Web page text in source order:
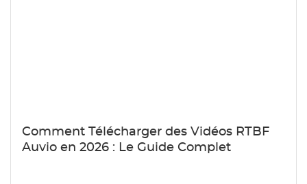
Comment Télécharger des Vidéos RTBF
Auvio en 2026 : Le Guide Complet